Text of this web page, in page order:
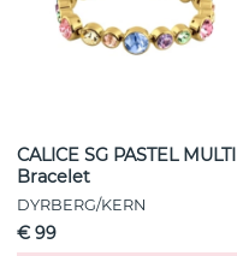
CALICE SG PASTEL MULTI
Bracelet
DYRBERG/KERN
€ 99